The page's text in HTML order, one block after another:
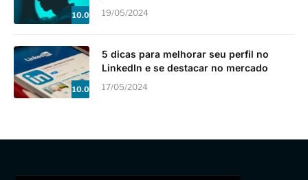
10.0 19/05/2024
10.0
5 dicas para melhorar seu perfil no
LinkedIn e se destacar no mercado
17/05/2024